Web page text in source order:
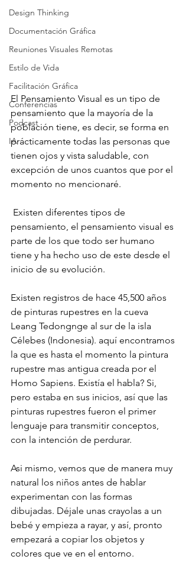
Design Thinking
Documentación Gráfica
Reuniones Visuales Remotas
Estilo de Vida
Facilitación Gráfica
Conferencias
Podcast
IA
El Pensamiento Visual es un tipo de
pensamiento que la mayoría de la
población tiene, es decir, se forma en
prácticamente todas las personas que
tienen ojos y vista saludable, con
excepción de unos cuantos que por el
momento no mencionaré.
pensamiento, el pensamiento visual es
parte de los que todo ser humano
tiene y ha hecho uso de este desde el
inicio de su evolución.
Existen registros de hace 45,500 años
de pinturas rupestres en la cueva
Leang Tedongnge al sur de la isla
Célebes (Indonesia). aquí encontramos
la que es hasta el momento la pintura
rupestre mas antigua creada por el
Homo Sapiens. Existía el habla? Si,
pero estaba en sus inicios, así que las
pinturas rupestres fueron el primer
lenguaje para transmitir conceptos,
con la intención de perdurar.
Asi mismo, vemos que de manera muy
natural los niños antes de hablar
experimentan con las formas
dibujadas. Déjale unas crayolas a un
bebé y empieza a rayar, y así, pronto
empezará a copiar los objetos y
colores que ve en el entorno.